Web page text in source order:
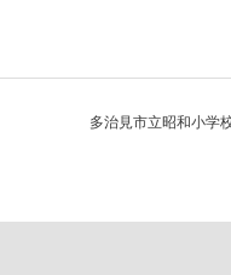
多治見市立昭和小